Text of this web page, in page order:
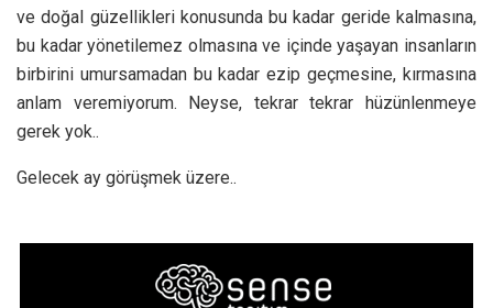
ve doğal güzellikleri konusunda bu kadar geride kalmasına,
bu kadar yönetilemez olmasına ve içinde yaşayan insanların
birbirini umursamadan bu kadar ezip geçmesine, kırmasına
anlam veremiyorum. Neyse, tekrar tekrar hüzünlenmeye
gerek yok..
Gelecek ay görüşmek üzere..